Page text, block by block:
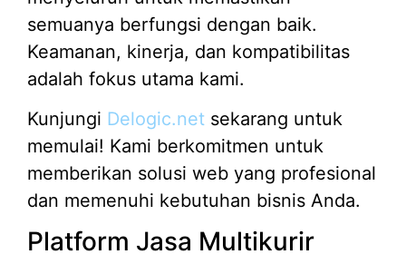
semuanya berfungsi dengan baik.
Keamanan, kinerja, dan kompatibilitas
adalah fokus utama kami.
Kunjungi Delogic.net sekarang untuk
memulai! Kami berkomitmen untuk
memberikan solusi web yang profesional
dan memenuhi kebutuhan bisnis Anda.
Platform Jasa Multikurir